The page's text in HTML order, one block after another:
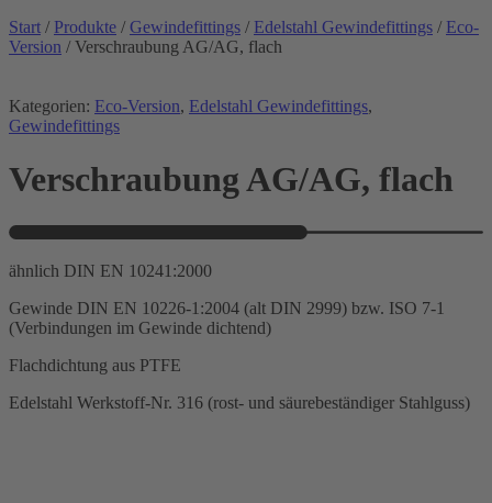
Start / Produkte / Gewindefittings / Edelstahl Gewindefittings / Eco-
Version / Verschraubung AG/AG, flach
Kategorien: Eco-Version, Edelstahl Gewindefittings,
Gewindefittings
Verschraubung AG/AG, flach
ähnlich DIN EN 10241:2000
Gewinde DIN EN 10226-1:2004 (alt DIN 2999) bzw. ISO 7-1
(Verbindungen im Gewinde dichtend)
Flachdichtung aus PTFE
Edelstahl Werkstoff-Nr. 316 (rost- und säurebeständiger Stahlguss)